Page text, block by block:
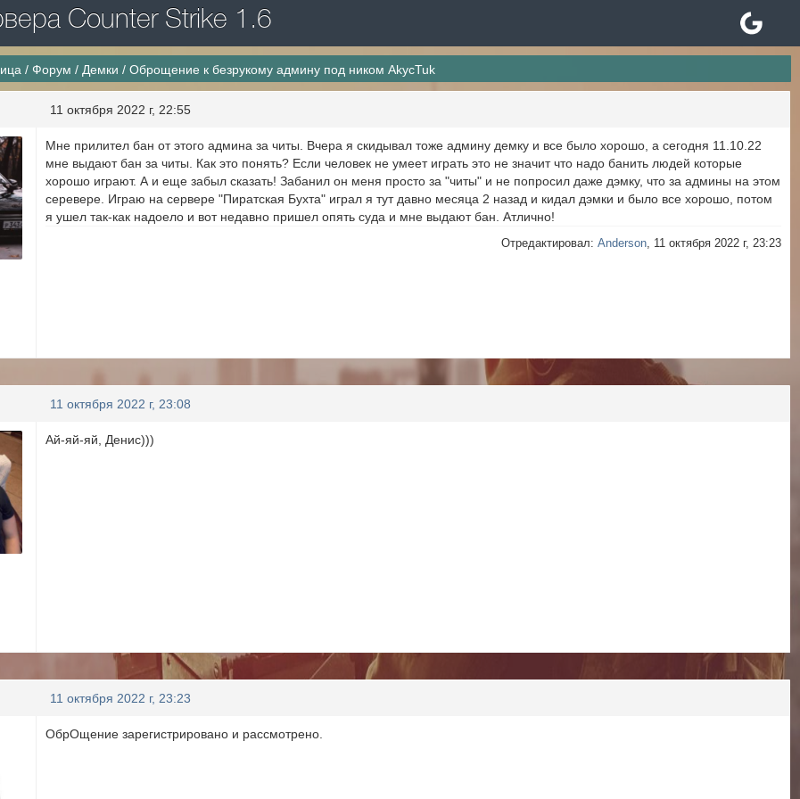
Counter Strike 1.6
/Форум / Демки /Оброщение к безрукому админу под ником AkycTuk
11 октября 2022 г, 22:55
Мне прилител бан от этого админа за читы. Вчера я скидывал тоже админу демку и все было хорошо, а сегодня 11.10.22
мне выдают бан за читы. Как это понять? Если человек не умеет играть это не значит что надо банить людей которые
хорошо играют. А и еще забыл сказать! Забанил он меня просто за "читы" и не попросил даже дэмку, что за админы на этом
серевере. Играю на сервере "Пиратская Бухта" играл я тут давно месяца 2 назад и кидал дэмки и было все хорошо, потом
я ушел так-как надоело и вот недавно пришел опять суда и мне выдают бан. Атлично!
Отредактировал:Anderson, 11 октября 2022 г, 23:23
11 октября 2022 г, 23:08
Ай-яй-яй, Денис)))
11 октября 2022 г, 23:23
ОбрОщение зарегистрировано и рассмотрено.